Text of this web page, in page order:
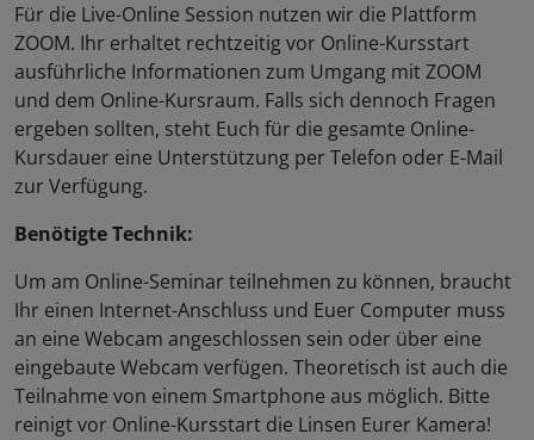
Für die Live-Online Session nutzen wir die Plattform
ZOOM. Ihr erhaltet rechtzeitig vor Online-Kursstart
ausführliche Informationen zum Umgang mit ZOOM
und dem Online-Kursraum. Falls sich dennoch Fragen
ergeben sollten, steht Euch für die gesamte Online-
Kursdauer eine Unterstützung per Telefon oder E-Mail
zur Verfügung.
Benötigte Technik:
Um am Online-Seminar teilnehmen zu können, braucht
Ihr einen Internet-Anschluss und Euer Computer muss
an eine Webcam angeschlossen sein oder über eine
eingebaute Webcam verfügen. Theoretisch ist auch die
Teilnahme von einem Smartphone aus möglich. Bitte
reinigt vor Online-Kursstart die Linsen Eurer Kamera!